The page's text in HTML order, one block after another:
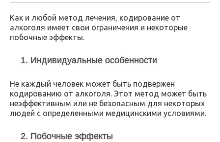
Как и любой метод лечения, кодирование от
алкоголя имеет свои ограничения и некоторые
побочные эффекты.
1. Индивидуальные особенности
Не каждый человек может быть подвержен
кодированию от алкоголя. Этот метод может быть
неэффективным или не безопасным для некоторых
людей с определенными медицинскими условиями.
2. Побочные эффекты